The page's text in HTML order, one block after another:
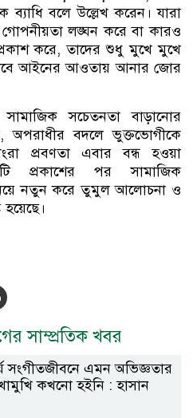
বলে উল্লেখ করেন। যারা
গোপনীয়তা লঙ্ঘন করে বা কারও
করে, তাদের শুধু মুখে মুখে
আইনের আওতায় আনার জোর
সামাজিক সচেতনতা বাড়ানোর
অপরাধীর বদলে ভুক্তভোগীকে
প্রবণতা এবার বন্ধ হওয়া
প্রকাশের পর সামাজিক
নতুন করে তুমুল আলোচনা ও
সাম্প্রতিক খবর
সংগীতজীবনে এমন অভিজ্ঞতার
কখনো হইনি : হাসান